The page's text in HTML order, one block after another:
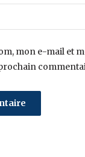
mon e-mail et